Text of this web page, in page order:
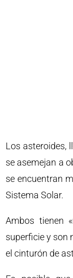
Los asteroides,
se asemejan a
se encuentran
Sistema Solar.
Ambos tienen «
superficie y son
el cinturón de